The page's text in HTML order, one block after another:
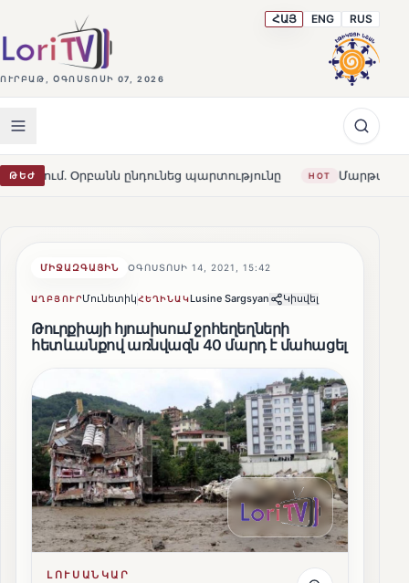
ՈՒՐԲԱԹ, ՕԳՈՍՏՈՍԻ 07, 2026
ՀԱՅ ENG RUS
ԹԵԺընդունեց պարտությունը HOT Մարթա Կոս.
ՄԻՋԱԶԳԱՅԻՆ ՕԳՈՍՏՈՍԻ 14, 2021, 15:42
ԱՂԲՅՈՒՐՄունետիկՀԵՂԻՆԱԿLusine Sargsyan Կիսվել
Թուրքիայի հյուսիսում ջրհեղեղների
հետևանքով առնվազն 40 մարդ է մահացել
ԼՈՒՍԱՆԿԱՐ